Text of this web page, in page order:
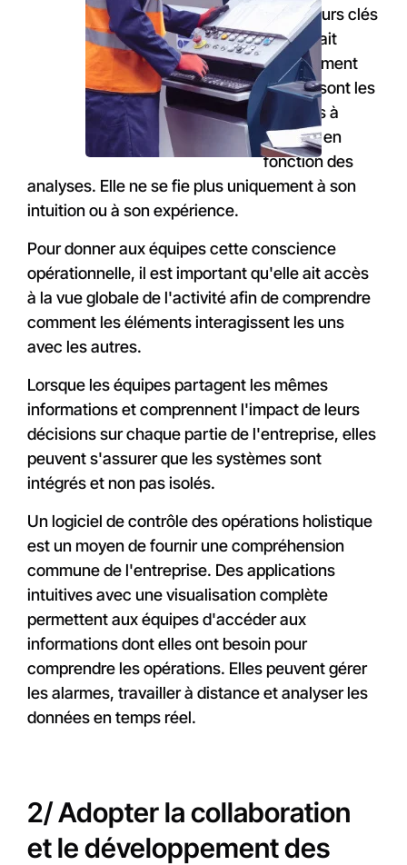
indicateurs clés
et elle sait
parfaitement
quelles sont les
mesures à
prendre en
fonction des
analyses. Elle ne se fie plus uniquement à son
intuition ou à son expérience.
Pour donner aux équipes cette conscience
opérationnelle, il est important qu'elle ait accès
à la vue globale de l'activité afin de comprendre
comment les éléments interagissent les uns
avec les autres.
Lorsque les équipes partagent les mêmes
informations et comprennent l'impact de leurs
décisions sur chaque partie de l'entreprise, elles
peuvent s'assurer que les systèmes sont
intégrés et non pas isolés.
Un logiciel de contrôle des opérations holistique
est un moyen de fournir une compréhension
commune de l'entreprise. Des applications
intuitives avec une visualisation complète
permettent aux équipes d'accéder aux
informations dont elles ont besoin pour
comprendre les opérations. Elles peuvent gérer
les alarmes, travailler à distance et analyser les
données en temps réel.
2/ Adopter la collaboration
et le développement des